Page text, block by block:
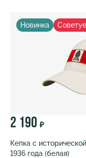
Новинка
2 190 ₽
Кепка с
1936 года (белая)